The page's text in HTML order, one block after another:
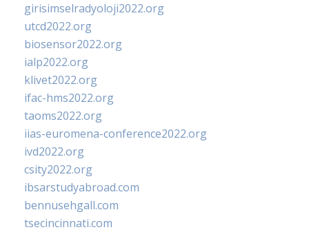
girisimselradyoloji2022.org
utcd2022.org
biosensor2022.org
ialp2022.org
klivet2022.org
ifac-hms2022.org
taoms2022.org
iias-euromena-conference2022.org
ivd2022.org
csity2022.org
ibsarstudyabroad.com
bennusehgall.com
tsecincinnati.com